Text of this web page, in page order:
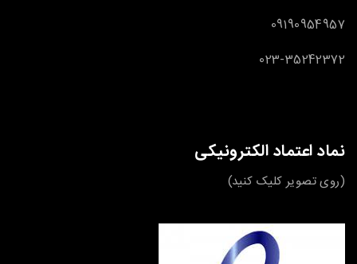
09190954957
023-35242372
نماد اعتماد الکترونیکی
(روی تصویر کلیک کنید)